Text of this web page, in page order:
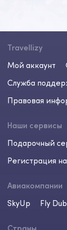
Travellizy
Мой аккаунт
Служба
Правовая
Наши сервисы
Подарочный
Регистрация
Авиакомпании
SkyUp
Fly
Страны